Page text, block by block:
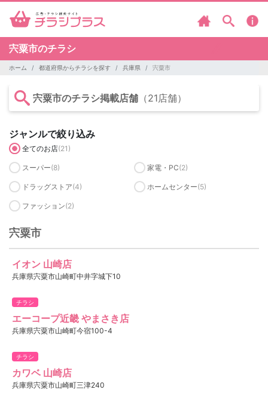
宍粟市のチラシ
ホーム 都道府県からチラシを探す 兵庫県 宍粟市
宍粟市のチラシ掲載店舗 （21店舗）
ジャンルで絞り込み
全てのお店(21)
スーパー(8) 家電・PC(2)
ドラッグストア(4) ホームセンター(5)
ファッション(2)
宍粟市
イオン 山崎店
兵庫県宍粟市山崎町中井字城下10
チラシ
エーコープ近畿 やまさき店
兵庫県宍粟市山崎町今宿100-4
チラシ
カワベ 山崎店
兵庫県宍粟市山崎町三津240